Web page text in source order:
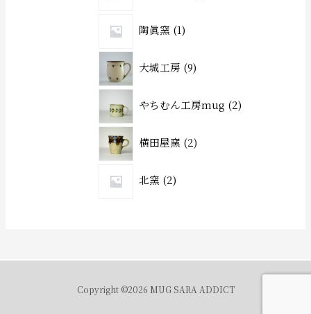
陶眞窯 1
大城工房 9
やちむん工房mug 2
横田屋窯 2
北窯 2
Copyright ©2026 MUG SARA ADDICT